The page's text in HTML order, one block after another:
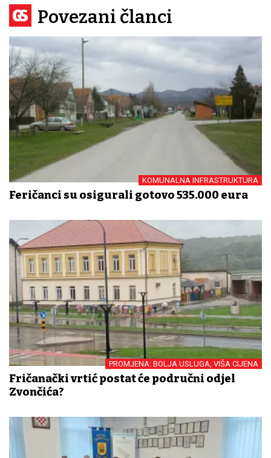
Povezani članci
KOMUNALNA INFRASTRUKTURA
Feričanci su osigurali gotovo 535.000 eura
PROMJENA: BOLJA USLUGA, VIŠA CIJENA
Fričanački vrtić postat će područni odjel
Zvončića?